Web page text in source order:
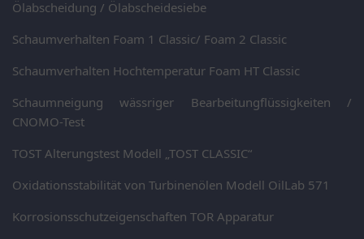
Ölabscheidung / Ölabscheidesiebe
Schaumverhalten Foam 1 Classic/ Foam 2 Classic
Schaumverhalten Hochtemperatur Foam HT Classic
Schaumneigung wässriger Bearbeitungflüssigkeiten /
CNOMO-Test
TOST Alterungstest Modell „TOST CLASSIC“
Oxidationsstabilität von Turbinenölen Modell OilLab 571
Korrosionsschutzeigenschaften TOR Apparatur